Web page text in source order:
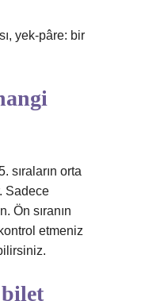
yek-pâre: bir
sıraların orta
Sadece
Ön sıranın
etmeniz